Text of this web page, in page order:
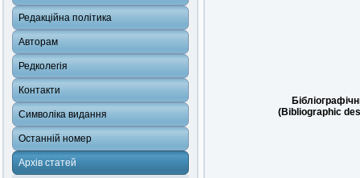
Редакційна політика
Авторам
Редколегія
Контакти
Символіка видання
Останній номер
Архів статей
(Bibliographic